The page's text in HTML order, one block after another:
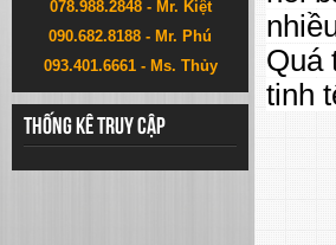
078.988.2848 - Mr. Kiệt
090.682.8188 - Mr. Phú
093.401.6661 - Ms. Thủy
Thống kê truy cập
Quá
tinh